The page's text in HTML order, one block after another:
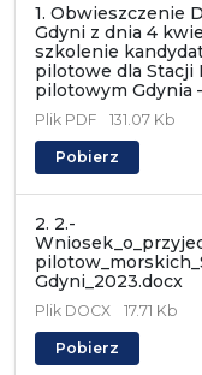
1. Obwieszczenie
Gdyni z dnia 4
szkolenie
pilotowe dla
pilotowym Gdynia
Plik PDF 131.07 Kb
Pobierz
2. 2.-
Gdyni_2023.docx
Plik DOCX 17.71 Kb
Pobierz